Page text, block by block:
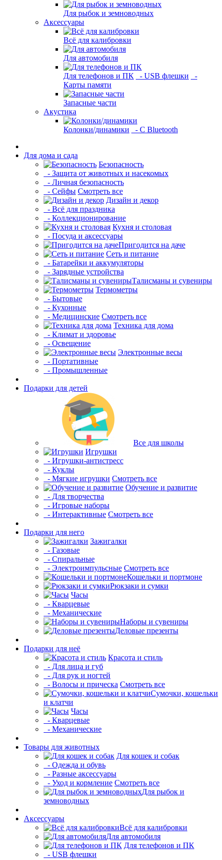
Для рыбок и земноводных
Аксессуары
Всё для калибровки
Для автомобиля
Для телефонов и ПК - USB флешки
-
Карты памяти
Запасные части
Акустика
Колонки/динамики - С Bluetooth
Для дома и сада
Безопасность
- Защита от животных и насекомых
- Личная безопасность
- Сейфы Смотреть все
Дизайн и декор
- Всё для праздника
- Коллекционирование
Кухня и столовая
- Посуда и аксессуары
Пригодится на даче
Сеть и питание
- Батарейки и аккумуляторы
- Зарядные устройства
Талисманы и сувениры
Термометры
- Бытовые
- Кухонные
- Медицинские Смотреть все
Техника для дома
- Климат и здоровье
- Освещение
Электронные весы
- Портативные
- Промышленные
Подарки для детей
Все для школы
Игрушки
- Игрушки-антистресс
- Куклы
- Мягкие игрушки Смотреть все
Обучение и развитие
- Для творчества
- Игровые наборы
- Интерактивные Смотреть все
Подарки для него
Зажигалки
- Газовые
- Спиральные
- Электроимпульсные Смотреть все
Кошельки и портмоне
Рюкзаки и сумки
Часы
- Кварцевые
- Механические
Наборы и сувениры
Деловые презенты
Подарки для неё
Красота и стиль
- Для лица и губ
- Для рук и ногтей
- Волосы и прическа Смотреть все
Сумочки, кошельки
и клатчи
Часы
- Кварцевые
- Механические
Товары для животных
Для кошек и собак
- Одежда и обувь
- Разные аксессуары
- Уход и кормление Смотреть все
Для рыбок и
земноводных
Аксессуары
Всё для калибровки
Для автомобиля
Для телефонов и ПК
- USB флешки